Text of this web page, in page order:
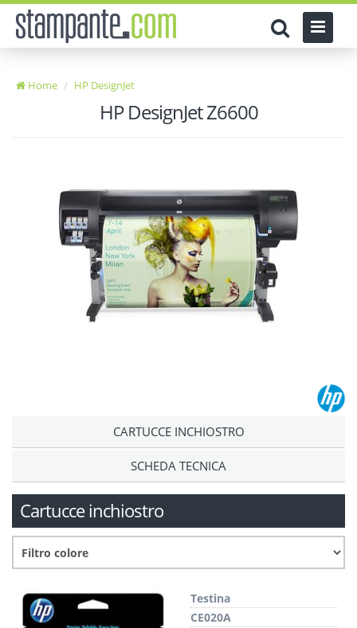
Home HP DesignJet
HP DesignJet Z6600
CARTUCCE INCHIOSTRO
SCHEDA TECNICA
Cartucce inchiostro
Testina
CE020A